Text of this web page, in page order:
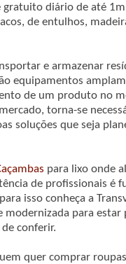
gratuito diário de até
de entulhos,
e armazenar
equipamentos
de um produto no
torna-se
soluções que seja
para lixo onde
de profissionais é
isso conheça a
modernizada para
conferir.
quer comprar